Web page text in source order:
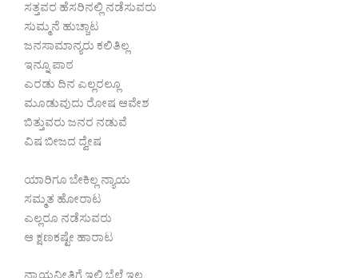
ಸತ್ತವರ ಹೆಸರಿನಲ್ಲಿ ನಡೆಸುವರು
ಸುಮ್ಮನೆ ಹುಚ್ಚಾಟ
ಜನಸಾಮಾನ್ಯರು ಕಲಿತಿಲ್ಲ
ಇನ್ನೂ ಪಾಠ
ಎರಡು ದಿನ ಎಲ್ಲರಲ್ಲೂ
ಮೂಡುವುದು ರೋಷ ಆವೇಶ
ಬಿತ್ತುವರು ಜನರ ನಡುವೆ
ವಿಷ ಬೀಜದ ದ್ವೇಷ
ಯಾರಿಗೂ ಬೇಕಿಲ್ಲ ನ್ಯಾಯ
ಸಮ್ಮತ ಹೋರಾಟ
ಎಲ್ಲರೂ ನಡೆಸುವರು
ಆ ಕ್ಷಣಕಷ್ಟೇ ಹಾರಾಟ